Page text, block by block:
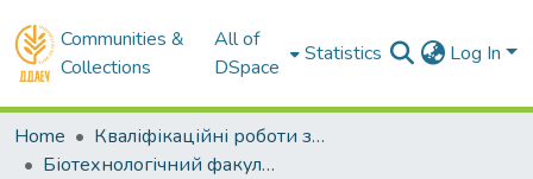
Communities &
Collections
All of
DSpace
Statistics Log In
Home
Кваліфікаційні роботи здобувачів вищої освіти
Біотехнологічний факультет